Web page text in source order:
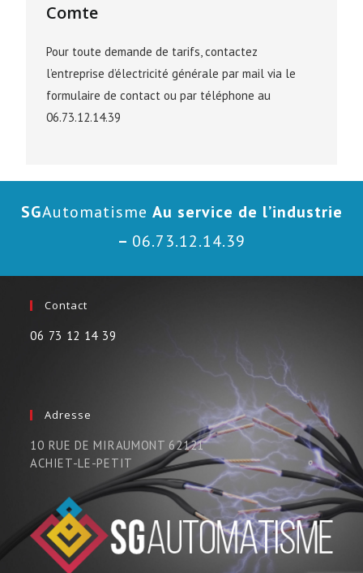
Comte
Pour toute demande de tarifs, contactez
l’entreprise d’électricité générale par mail via le
formulaire de contact ou par téléphone au
06.73.12.14.39
SGAutomatisme Au service de l’industrie
– 06.73.12.14.39
Contact
06 73 12 14 39
Adresse
10 RUE DE MIRAUMONT 62121
ACHIET-LE-PETIT